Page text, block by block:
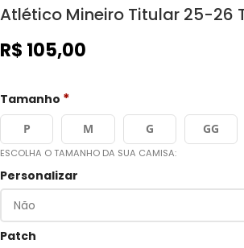
Atlético Mineiro Titular 25-26
R$ 105,00
Tamanho *
P M G GG
ESCOLHA O TAMANHO DA SUA CAMISA:
Personalizar
Patch